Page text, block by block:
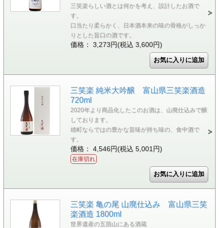
三笑楽らしい酒とは何かを考え、設計したお酒で
す。
口当たり柔らかく、日本酒本来の味の骨格がしっか
りとした旨口の酒です。
価格： 3,273円(税込 3,600円)
三笑楽 純米大吟醸 富山県三笑楽酒造
720ml
2020年より商品化したこのお酒は、山廃仕込みで醸
しております。
雄町ならではの豊かな旨味が持ち味の、食中酒で
す。
価格： 4,546円(税込 5,001円)
在庫切れ
三笑楽 亀の尾 山廃仕込み 富山県三笑
楽酒造 1800ml
世界遺産の五箇山にある酒蔵